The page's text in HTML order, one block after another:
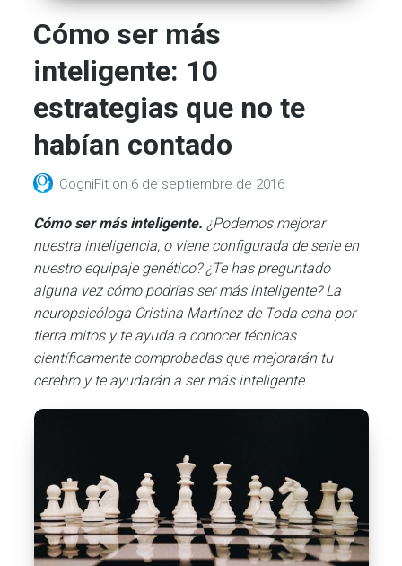
Cómo ser más
inteligente: 10
estrategias que no te
habían contado
CogniFit on 6 de septiembre de 2016
Cómo ser más inteligente. ¿Podemos mejorar
nuestra inteligencia, o viene configurada de serie en
nuestro equipaje genético? ¿Te has preguntado
alguna vez cómo podrías ser más inteligente? La
neuropsicóloga Cristina Martínez de Toda echa por
tierra mitos y te ayuda a conocer técnicas
científicamente comprobadas que mejorarán tu
cerebro y te ayudarán a ser más inteligente.